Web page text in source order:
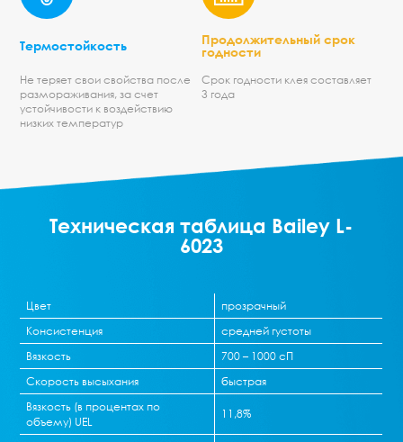
Термостойкость
Не теряет свои свойства после
размораживания, за счет
устойчивости к воздействию
низких температур
Продолжительный срок
годности
Срок годности клея составляет
3 года
Техническая таблица Bailey L-
6023
Цвет
прозрачный
Консистенция
средней густоты
Вязкость
700 – 1000 сП
Скорость высыхания
быстрая
Вязкость (в процентах по
объему) UEL
11,8%